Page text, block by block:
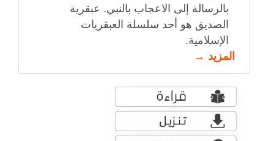
بالرسالة إلى الاعجاب بالنبي. عبقرية
الصديق هو أحد سلسلة العبقريات
الإسلامية.
المزيد →